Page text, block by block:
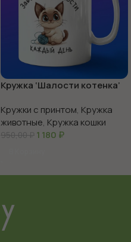
Кружка ‘Шалости котенка’
Кружки с принтом, Кружка
животные, Кружка кошки
950,00₽ 1 180 ₽